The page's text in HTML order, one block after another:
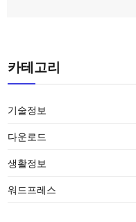
카테고리
기술정보
다운로드
생활정보
워드프레스